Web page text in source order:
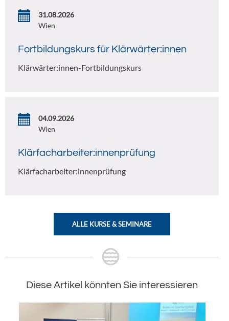
31.08.2026
Wien
Fortbildungskurs für Klärwärter:innen
Klärwärter:innen-Fortbildungskurs
04.09.2026
Wien
Klärfacharbeiter:innenprüfung
Klärfacharbeiter:innenprüfung
ALLE KURSE & SEMINARE
Diese Artikel könnten Sie interessieren